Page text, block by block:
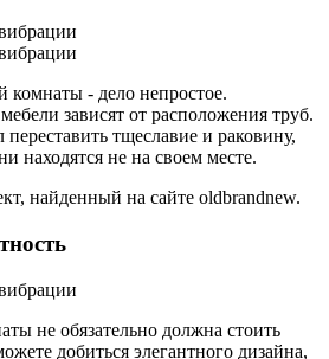
комнаты - дело непростое.
зависят от расположения труб.
тщеславие и раковину,
находятся не на своем месте.
найденный на сайте oldbrandnew.
не обязательно должна стоить
добиться элегантного дизайна,